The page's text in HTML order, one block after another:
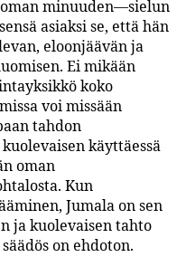
minuuden—sielun
asiaksi se, että hän
eloonjäävän ja
Ei mikään
koko
voi missään
tahdon
käyttäessä
oman
Kun
Jumala on sen
ja kuolevaisen tahto
on ehdoton.